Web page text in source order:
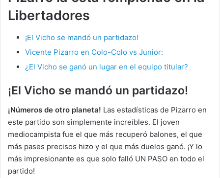
Libertadores
¡El Vicho se mandó un partidazo!
Vicente Pizarro en Colo-Colo vs Junior:
¿El Vicho se ganó un lugar en el equipo titular?
¡El Vicho se mandó un partidazo!
¡Números de otro planeta! Las estadísticas de Pizarro en
este partido son simplemente increíbles. El joven
mediocampista fue el que más recuperó balones, el que
más pases precisos hizo y el que más duelos ganó. ¡Y lo
más impresionante es que solo falló UN PASO en todo el
partido!